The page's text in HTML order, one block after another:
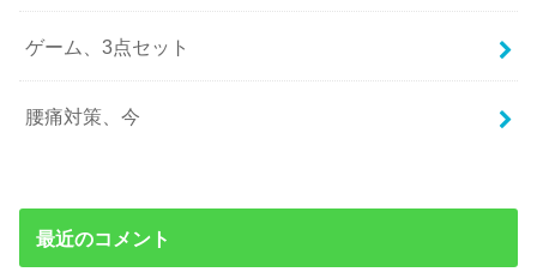
ゲーム、3点セット
腰痛対策、今
最近のコメント